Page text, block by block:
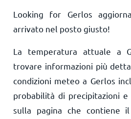
Looking for Gerlos
arrivato nel posto giusto!
La temperatura attuale a
trovare informazioni più
condizioni meteo a Gerlos
probabilità di precipitazioni
sulla pagina che contiene